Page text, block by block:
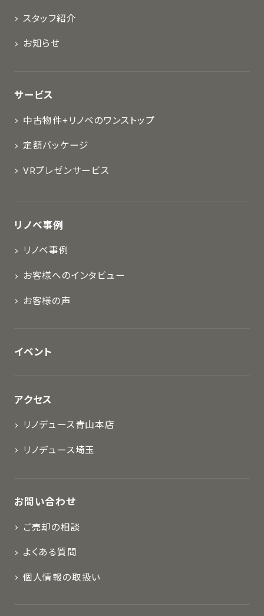
スタッフ紹介
お知らせ
サービス
中古物件+リノベのワンストップ
定額パッケージ
VRプレゼンサービス
リノベ事例
リノベ事例
お客様へのインタビュー
お客様の声
イベント
アクセス
リノデュース青山本店
リノデュース埼玉
お問い合わせ
ご売却の相談
よくある質問
個人情報の取扱い